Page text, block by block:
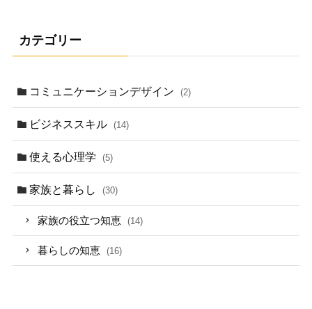
カテゴリー
コミュニケーションデザイン (2)
ビジネススキル (14)
使える心理学 (5)
家族と暮らし (30)
家族の役立つ知恵 (14)
暮らしの知恵 (16)